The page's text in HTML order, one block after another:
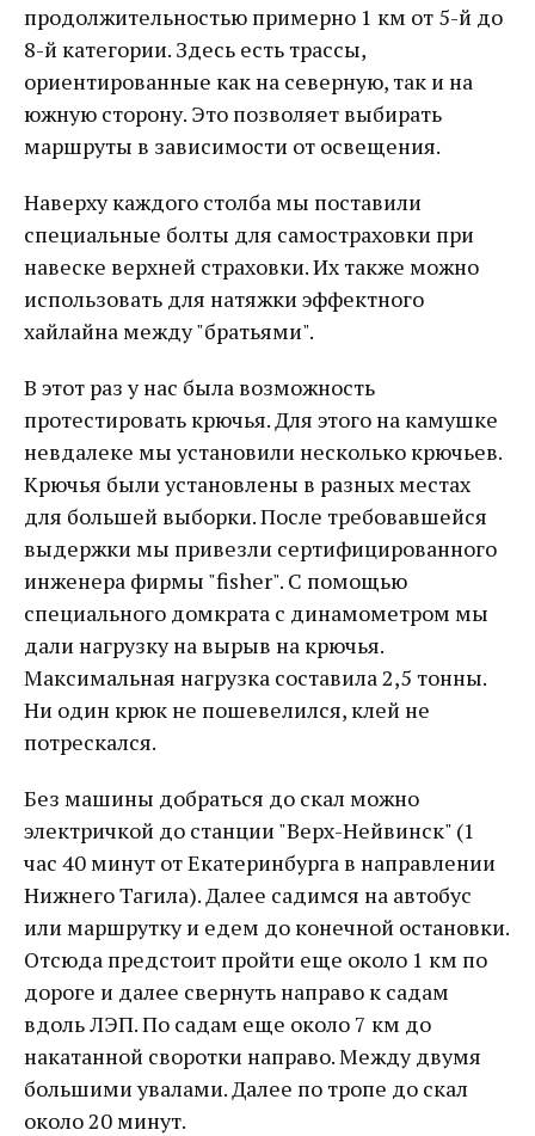
продолжительностью примерно 1 км от 5-й до
8-й категории. Здесь есть трассы,
ориентированные как на северную, так и на
южную сторону. Это позволяет выбирать
маршруты в зависимости от освещения.
Наверху каждого столба мы поставили
специальные болты для самостраховки при
навеске верхней страховки. Их также можно
использовать для натяжки эффектного
хайлайна между "братьями".
В этот раз у нас была возможность
протестировать крючья. Для этого на камушке
невдалеке мы установили несколько крючьев.
Крючья были установлены в разных местах
для большей выборки. После требовавшейся
выдержки мы привезли сертифицированного
инженера фирмы "fisher". С помощью
специального домкрата с динамометром мы
дали нагрузку на вырыв на крючья.
Максимальная нагрузка составила 2,5 тонны.
Ни один крюк не пошевелился, клей не
потрескался.
Без машины добраться до скал можно
электричкой до станции "Верх-Нейвинск" (1
час 40 минут от Екатеринбурга в направлении
Нижнего Тагила). Далее садимся на автобус
или маршрутку и едем до конечной остановки.
Отсюда предстоит пройти еще около 1 км по
дороге и далее свернуть направо к садам
вдоль ЛЭП. По садам еще около 7 км до
накатанной своротки направо. Между двумя
большими увалами. Далее по тропе до скал
около 20 минут.